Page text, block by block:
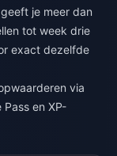
je meer dan
tot week drie
exact dezelfde
via
en XP-